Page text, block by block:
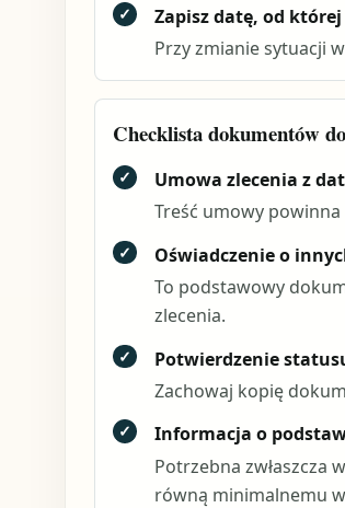
✓
Zapisz datę, od
Przy zmianie sytuacji
Checklista dokumentów
✓
Umowa zlecenia z
Treść umowy
✓
Oświadczenie o
To podstawowy
zlecenia.
✓
Potwierdzenie
Zachowaj kopię
✓
Informacja o
Potrzebna zwłaszcza
równą minimalnemu